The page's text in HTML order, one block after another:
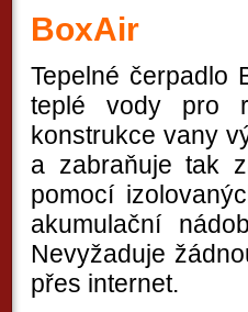
BoxAir
Tepelné čerpadlo
teplé vody pro
konstrukce vany
a zabraňuje tak
pomocí
akumulační
Nevyžaduje
přes internet.